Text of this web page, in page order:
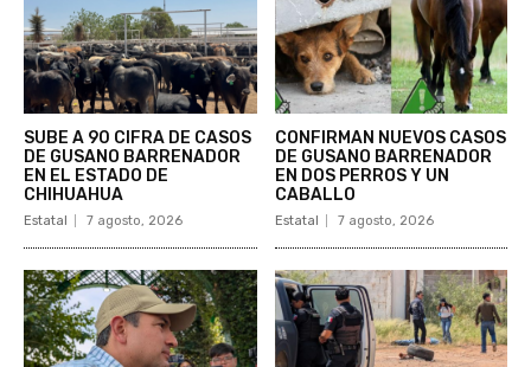
SUBE A 90 CIFRA DE CASOS
DE GUSANO BARRENADOR
EN EL ESTADO DE
CHIHUAHUA
Estatal 7 agosto, 2026
CONFIRMAN NUEVOS CASOS
DE GUSANO BARRENADOR
EN DOS PERROS Y UN
CABALLO
Estatal 7 agosto, 2026